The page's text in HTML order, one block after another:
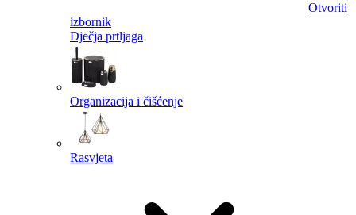
Otvoriti
izbornik
Dječja prtljaga
Organizacija i čišćenje
Rasvjeta